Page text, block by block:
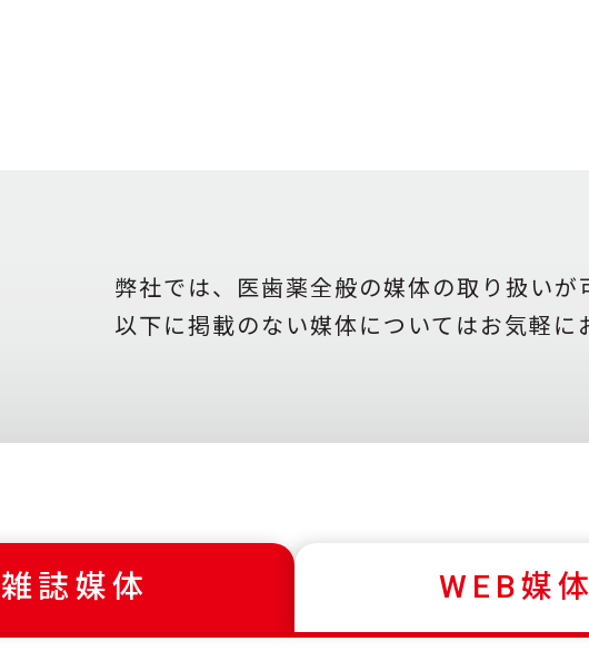
弊社では、医歯薬全般の媒体の取り扱いが
以下に掲載のない媒体についてはお気軽に
雑誌媒体 WEB媒体